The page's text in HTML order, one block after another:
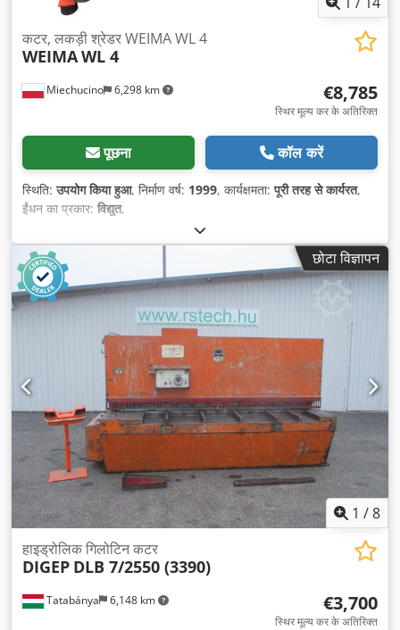
Miechucino 6,298 km
कटर, लकड़ी श्रेडर WEIMA WL 4
WEIMAWL 4
€8,785
स्थिर मूल्य कर के अतिरिक्त
पूछना कॉल करें
स्थिति:उपयोग किया हुआ, निर्माण वर्ष: 1999, कार्यक्षमता:पूरी तरह से कार्यरत,
ईंधन का प्रकार: विद्युत,
छोटा विज्ञापन
1 /8
Tatabánya 6,148 km
हाइड्रोलिक गिलोटिन कटर
DIGEP DLB 7/2550 (3390)
€3,700
स्थिर मूल्य कर के अतिरिक्त